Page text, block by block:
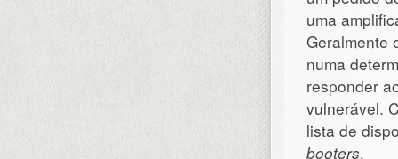
uma
Geralmente
numa
responder
vulnerável.
lista de
booters.